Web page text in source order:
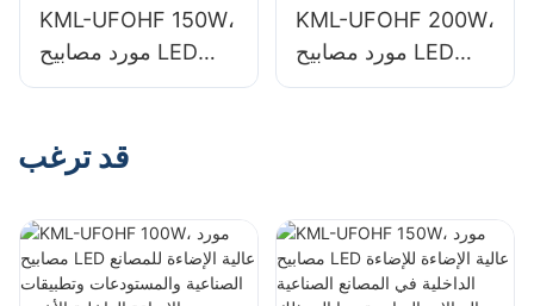
KML-UFOHF 150W،
مورد مصابيح LED
عالية الإضاءة للإضاءة
الصناعية والصالات
KML-UFOHF 200W،
مورد مصابيح LED
عالية الإضاءة للإضاءة
قد ترغب